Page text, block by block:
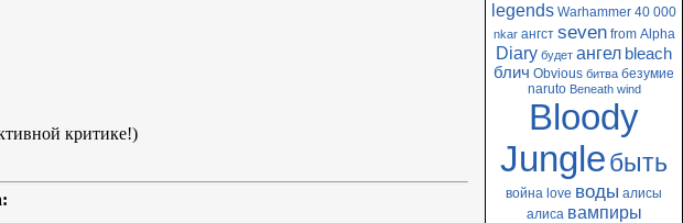
критике!)
legends Warhammer 40 000
nkar ангст seven from Alpha
Diary будет ангел bleach
блич Obvious битва безумие
naruto Beneath wind
Bloody
Jungleбыть
война love воды алисы
алиса вампиры